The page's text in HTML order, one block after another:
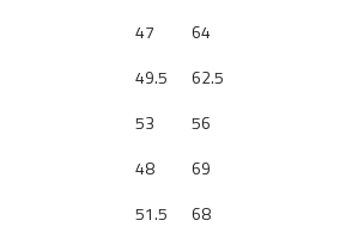
47
64
49.5
62.5
53
56
48
69
51.5
68